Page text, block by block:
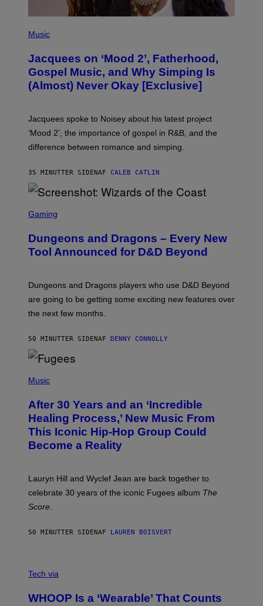
P
T
O
V
I
A
M
K
I
R
Music
Jacquees on ‘Mood 2’, Fatherhood,
Gospel Music, and Why Simping Is
(Almost) Never Okay [Exclusive]
Jacquees spoke to Noisey about his latest project
‘Mood 2’, the importance of gospel in R&B, and the
difference between romance and simping.
35 MINUTTER SIDENAF CALEB CATLIN
C
N
S
T
W
I
Z
R
S
T
C
O
A
T
Gaming
Dungeons and Dragons – Every New
Tool Announced for D&D Beyond
Dungeons and Dragons players who use D&D Beyond
are going to be getting some exciting new features over
the next few months.
50 MINUTTER SIDENAF DENNY CONNOLLY
P
T
O
B
Y
J
E
M
C
H
A
P
G
P
Music
After 30 Years and an ‘Incredible
Healing Process,’ New Music From
This Iconic Hip-Hop Group Could
Become a Reality
Lauryn Hill and Wyclef Jean are back together to
celebrate 30 years of the iconic Fugees album The
Score
50 MINUTTER SIDENAF LAUREN BOISVERT
I
H
Tech via
WHOOP Is a ‘Wearable’ That Counts